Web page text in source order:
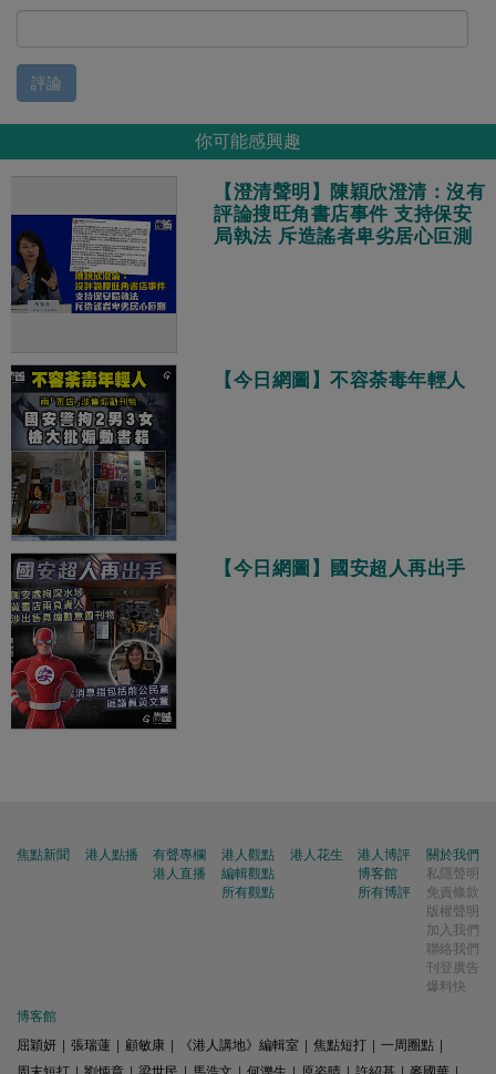
評論
你可能感興趣
【澄清聲明】陳穎欣澄清：沒有
評論搜旺角書店事件 支持保安
局執法 斥造謠者卑劣居心叵測
【今日網圖】不容荼毒年輕人
【今日網圖】國安超人再出手
焦點新聞 港人點播
有聲專欄
港人直播
港人觀點
編輯觀點
所有觀點
港人花生
港人博評
博客館
所有博評
關於我們
私隱聲明
免責條款
版權聲明
加入我們
聯絡我們
刊登廣告
爆料快
博客館
屈穎妍
張瑞蓮 顧敏康 《港人講地》編輯室 焦點短打 一周圈點